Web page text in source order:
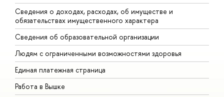
Сведения о доходах, расходах, об имуществе и
обязательствах имущественного характера
Сведения об образовательной организации
Людям с ограниченными возможностями здоровья
Единая платежная страница
Работа в Вышке